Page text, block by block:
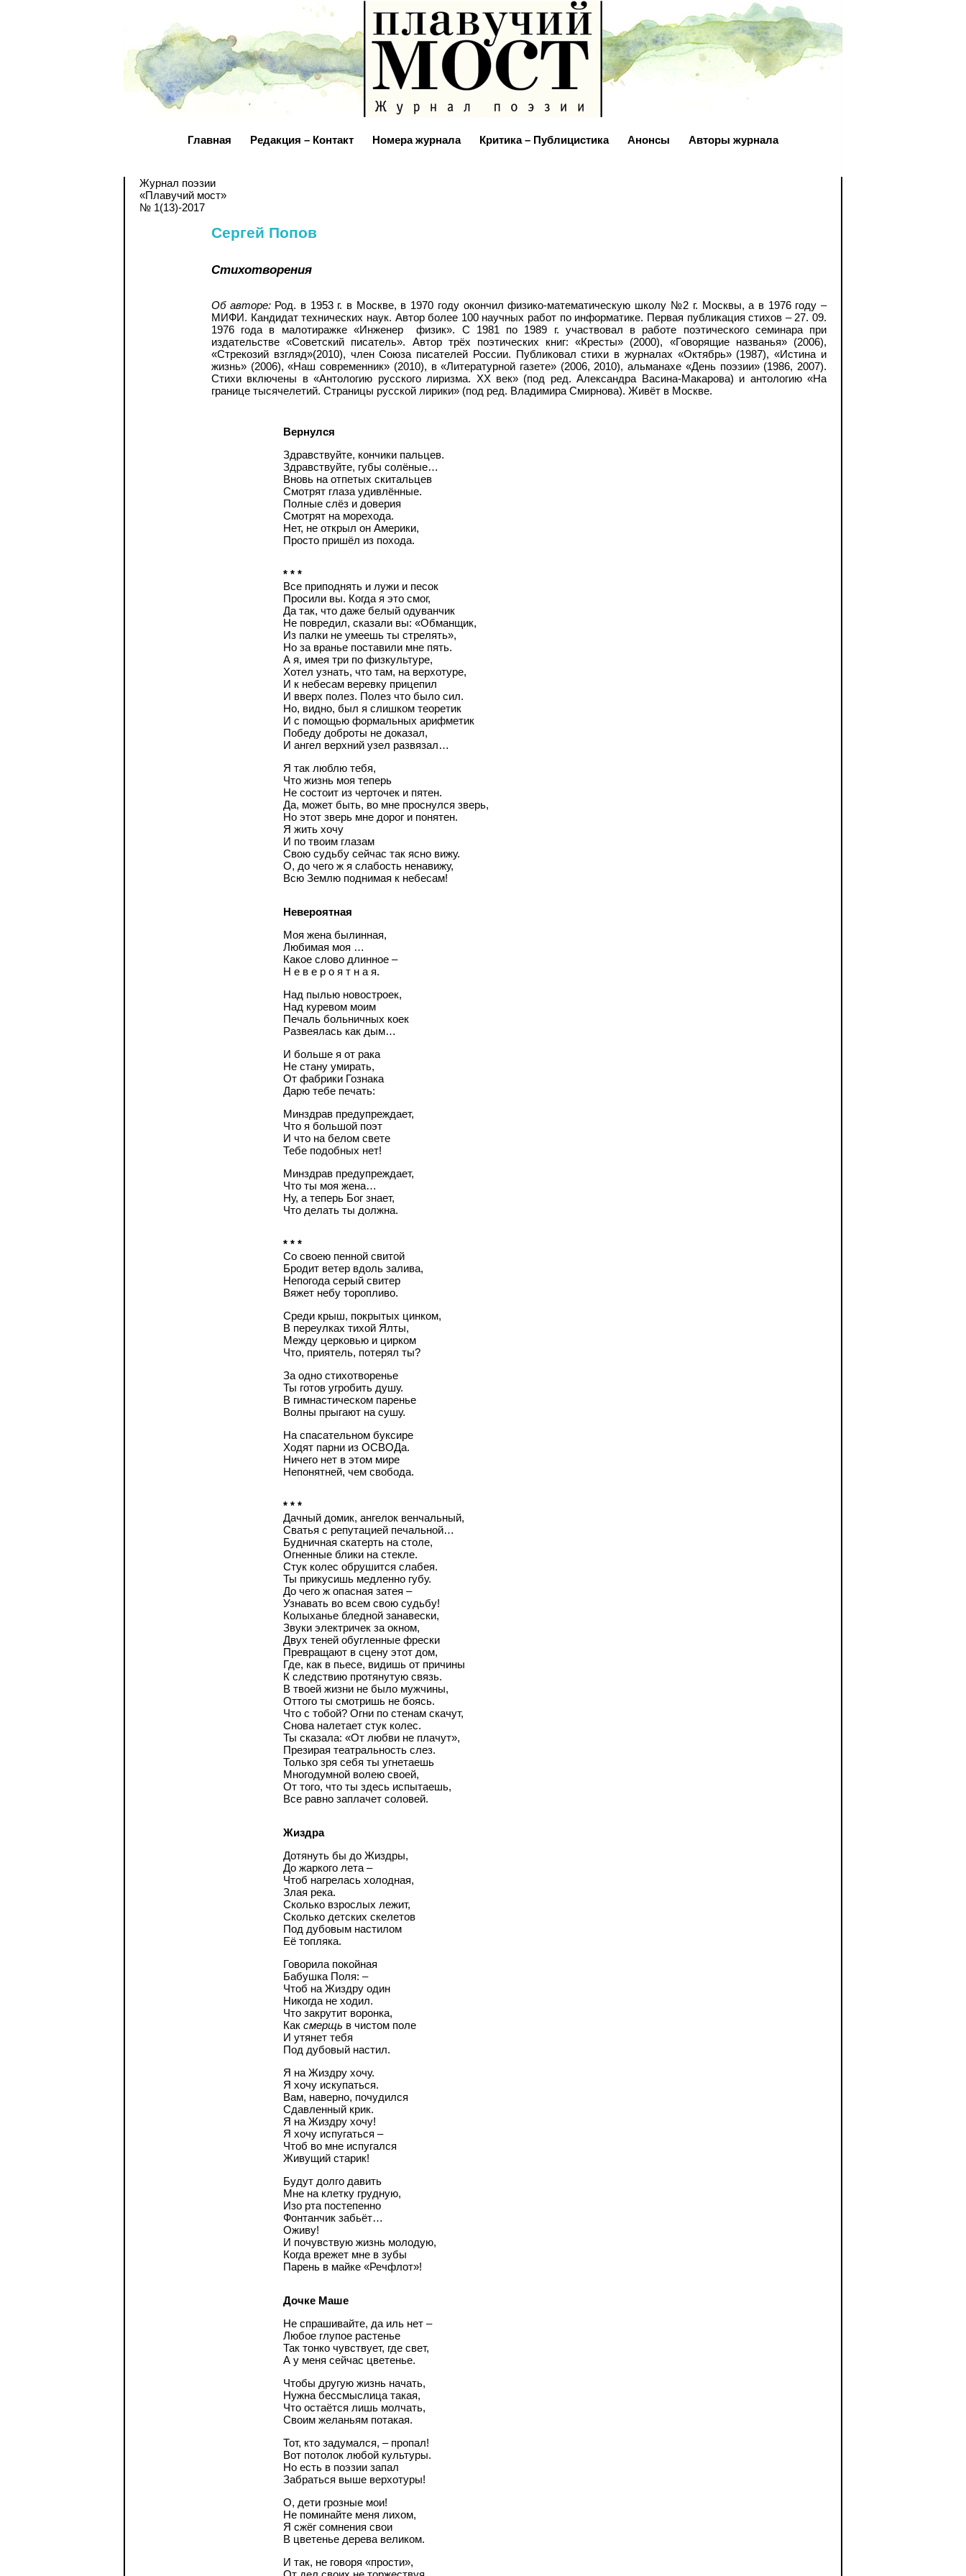
Главная Редакция – Контакт Номера журнала Критика – Публицистика Анонсы Авторы журнала
Журнал поэзии
«Плавучий мост»
№ 1(13)-2017
Сергей Попов
Стихотворения
Об авторе:Род. в 1953 г. в Москве, в 1970 году окончил физико-­математическую школу №2 г. Москвы, а в 1976 году –
МИФИ. Кандидат технических наук. Автор более 100 научных работ по информатике. Первая публикация стихов – 27. 09.
1976 года в малотиражке «Инженер ­ физик». С 1981 по 1989 г. участвовал в работе поэтического семинара при
издательстве «Советский писатель». Автор трёх поэтических книг: «Кресты» (2000), «Говорящие названья» (2006),
«Стрекозий взгляд»(2010), член Союза писателей России. Публиковал стихи в журналах «Октябрь» (1987), «Истина и
жизнь» (2006), «Наш современник» (2010), в «Литературной газете» (2006, 2010), альманахе «День поэзии» (1986, 2007).
Стихи включены в «Антологию русского лиризма. XX век» (под ред. Александра Васина-­Макарова) и антологию «На
границе тысячелетий. Страницы русской лирики» (под ред. Владимира Смирнова). Живёт в Москве.
Вернулся
Здравствуйте, кончики пальцев.
Здравствуйте, губы солёные…
Вновь на отпетых скитальцев
Смотрят глаза удивлённые.
Полные слёз и доверия
Смотрят на морехода.
Нет, не открыл он Америки,
Просто пришёл из похода.
* * *
Все приподнять и лужи и песок
Просили вы. Когда я это смог,
Да так, что даже белый одуванчик
Не повредил, сказали вы: «Обманщик,
Из палки не умеешь ты стрелять»,
Но за вранье поставили мне пять.
А я, имея три по физкультуре,
Хотел узнать, что там, на верхотуре,
И к небесам веревку прицепил
И вверх полез. Полез что было сил.
Но, видно, был я слишком теоретик
И с помощью формальных арифметик
Победу доброты не доказал,
И ангел верхний узел развязал…
Я так люблю тебя,
Что жизнь моя теперь
Не состоит из черточек и пятен.
Да, может быть, во мне проснулся зверь,
Но этот зверь мне дорог и понятен.
Я жить хочу
И по твоим глазам
Свою судьбу сейчас так ясно вижу.
О, до чего ж я слабость ненавижу,
Всю Землю поднимая к небесам!
Невероятная
Моя жена былинная,
Любимая моя …
Какое слово длинное –
Н е в е р о я т н а я.
Над пылью новостроек,
Над куревом моим
Печаль больничных коек
Развеялась как дым…
И больше я от рака
Не стану умирать,
От фабрики Гознака
Дарю тебе печать:
Минздрав предупреждает,
Что я большой поэт
И что на белом свете
Тебе подобных нет!
Минздрав предупреждает,
Что ты моя жена…
Ну, а теперь Бог знает,
Что делать ты должна.
* * *
Со своею пенной свитой
Бродит ветер вдоль залива,
Непогода серый свитер
Вяжет небу торопливо.
Среди крыш, покрытых цинком,
В переулках тихой Ялты,
Между церковью и цирком
Что, приятель, потерял ты?
За одно стихотворенье
Ты готов угробить душу.
В гимнастическом паренье
Волны прыгают на сушу.
На спасательном буксире
Ходят парни из ОСВОДа.
Ничего нет в этом мире
Непонятней, чем свобода.
* * *
Дачный домик, ангелок венчальный,
Сватья с репутацией печальной…
Будничная скатерть на столе,
Огненные блики на стекле.
Стук колес обрушится слабея.
Ты прикусишь медленно губу.
До чего ж опасная затея –
Узнавать во всем свою судьбу!
Колыханье бледной занавески,
Звуки электричек за окном,
Двух теней обугленные фрески
Превращают в сцену этот дом,
Где, как в пьесе, видишь от причины
К следствию протянутую связь.
В твоей жизни не было мужчины,
Оттого ты смотришь не боясь.
Что с тобой? Огни по стенам скачут,
Снова налетает стук колес.
Ты сказала: «От любви не плачут»,
Презирая театральность слез.
Только зря себя ты угнетаешь
Многодумной волею своей,
От того, что ты здесь испытаешь,
Все равно заплачет соловей.
Жиздра
Дотянуть бы до Жиздры,
До жаркого лета –
Чтоб нагрелась холодная,
Злая река.
Сколько взрослых лежит,
Сколько детских скелетов
Под дубовым настилом
Её топляка.
Говорила покойная
Бабушка Поля: –
Чтоб на Жиздру один
Никогда не ходил.
Что закрутит воронка,
Как смерщь в чистом поле
И утянет тебя
Под дубовый настил.
Я на Жиздру хочу.
Я хочу искупаться.
Вам, наверно, почудился
Сдавленный крик.
Я на Жиздру хочу!
Я хочу испугаться –
Чтоб во мне испугался
Живущий старик!
Будут долго давить
Мне на клетку грудную,
Изо рта постепенно
Фонтанчик забьёт…
Оживу!
И почувствую жизнь молодую,
Когда врежет мне в зубы
Парень в майке «Речфлот»!
Дочке Маше
Не спрашивайте, да иль нет –
Любое глупое растенье
Так тонко чувствует, где свет,
А у меня сейчас цветенье.
Чтобы другую жизнь начать,
Нужна бессмыслица такая,
Что остаётся лишь молчать,
Своим желаньям потакая.
Тот, кто задумался, – пропал!
Вот потолок любой культуры.
Но есть в поэзии запал
Забраться выше верхотуры!
О, дети грозные мои!
Не поминайте меня лихом,
Я сжёг сомнения свои
В цветенье дерева великом.
И так, не говоря «прости»,